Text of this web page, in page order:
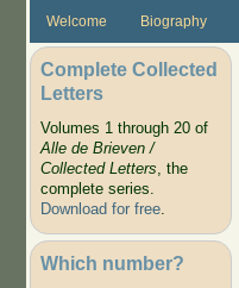
Welcome Biography
Complete Collected
Letters
Volumes 1 through 20 of
Alle de Brieven /
Collected Letters, the
complete series.
Download for free.
Which number?